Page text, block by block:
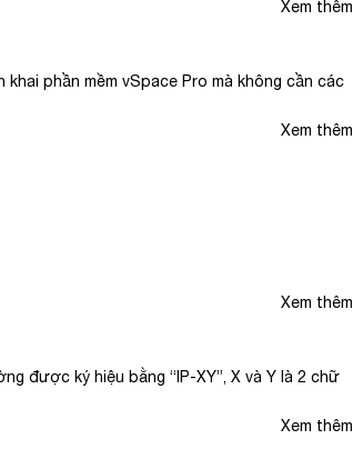
Xem thêm
phần mềm vSpace Pro mà không cần các
Xem thêm
Xem thêm
được ký hiệu bằng “IP-XY”, X và Y là 2 chữ
Xem thêm